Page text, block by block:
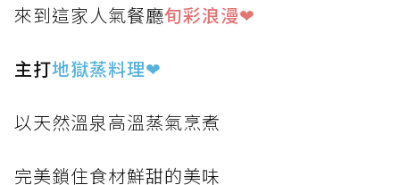
來到這家人氣餐廳旬彩浪漫❤
主打地獄蒸料理❤
以天然溫泉高溫蒸氣烹煮
完美鎖住食材鮮甜的美味